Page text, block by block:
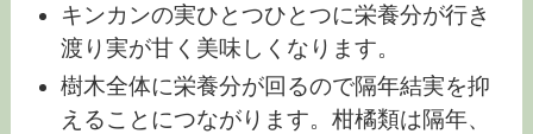
キンカンの実ひとつひとつに栄養分が行き
渡り実が甘く美味しくなります。
樹木全体に栄養分が回るので隔年結実を抑
えることにつながります。柑橘類は隔年、